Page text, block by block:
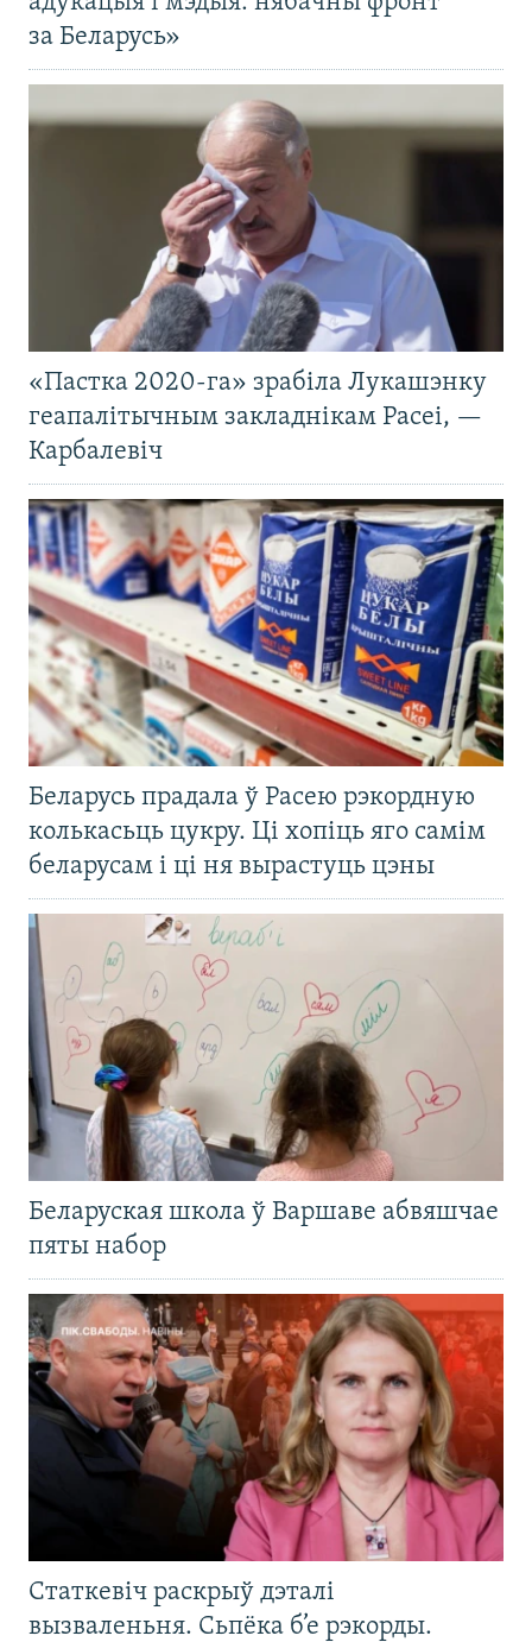
за Беларусь»
«Пастка 2020-га» зрабіла Лукашэнку
геапалітычным закладнікам Расеі, —
Карбалевіч
Беларусь прадала ў Расею рэкордную
колькасьць цукру. Ці хопіць яго самім
беларусам і ці ня вырастуць цэны
Беларуская школа ў Варшаве абвяшчае
пяты набор
Статкевіч раскрыў дэталі
вызваленьня. Сьпёка б’е рэкорды.